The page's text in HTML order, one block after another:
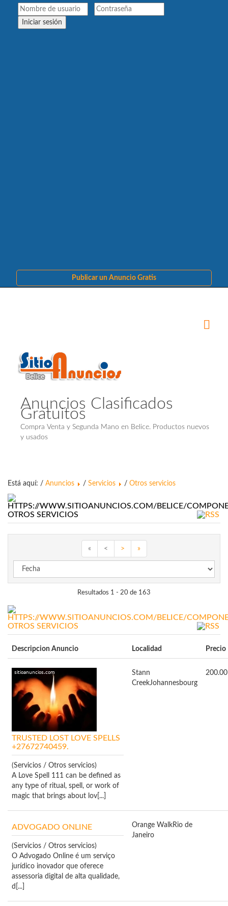
Iniciar sesión
Publicar un Anuncio Gratis
Anuncios Clasificados
Gratuitos
Compra Venta y Segunda Mano en Belice. Productos nuevos
y usados
Está aquí: / Anuncios / Servicios / Otros servicios
OTROS SERVICIOS
« < > »
Resultados 1 - 20 de 163
OTROS SERVICIOS
Descripcion Anuncio Localidad Precio
TRUSTED LOST LOVE SPELLS
+27672740459.
(Servicios / Otros servicios)
A Love Spell 111 can be defined as
any type of ritual, spell, or work of
magic that brings about lov[...]
Stann
CreekJohannesbourg
ADVOGADO ONLINE
(Servicios / Otros servicios)
O Advogado Online é um serviço
jurídico inovador que oferece
assessoria digital de alta qualidade,
d[...]
Orange WalkRio de
Janeiro